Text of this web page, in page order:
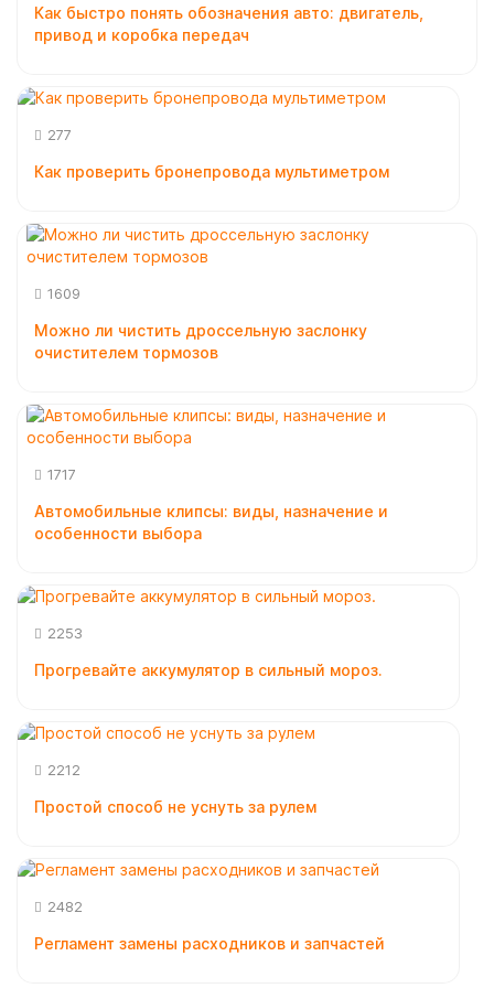
ЩЕТКИ И ДВОРНИКИ
АВТОХИМИЯ ВМП-АВТО
АВТОХИМИЯ ЛАВР
ДЫМОВЫЕ ШАШКИ И УСТРАНИТЕЛИ ЗАПАХОВ
Как быстро понять обозначения авто: двигатель,
привод и коробка передач
277
Как проверить бронепровода мультиметром
1609
Можно ли чистить дроссельную заслонку
очистителем тормозов
1717
Автомобильные клипсы: виды, назначение и
особенности выбора
2253
Прогревайте аккумулятор в сильный мороз.
2212
Простой способ не уснуть за рулем
2482
Регламент замены расходников и запчастей